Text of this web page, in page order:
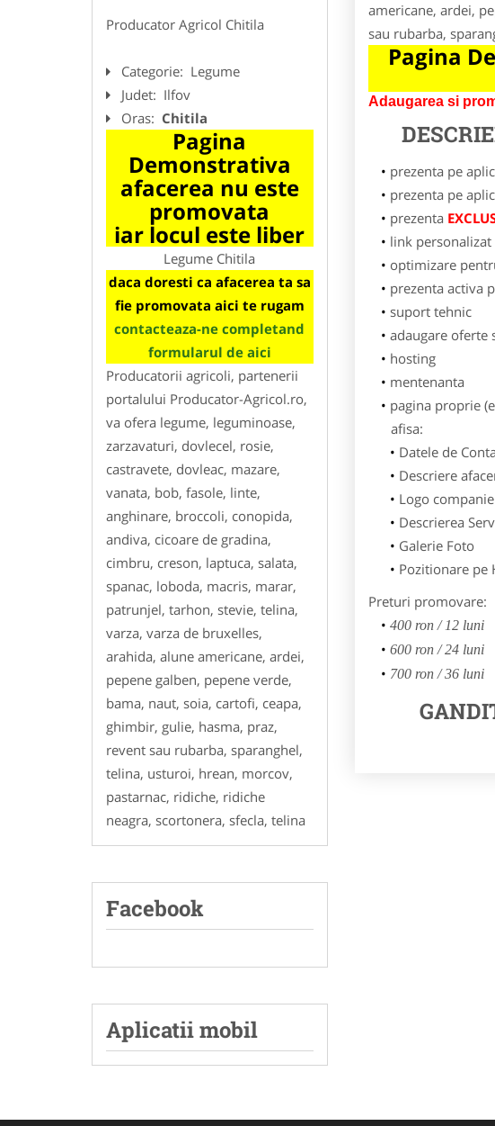
Producator Agricol Chitila
Categorie: Legume
Judet: Ilfov
Oras: Chitila
Pagina
Demonstrativa
afacerea nu este
promovata
iar locul este liber
Legume Chitila
daca doresti ca afacerea ta sa
fie promovata aici te rugam
contacteaza-ne completand
formularul de aici
Producatorii agricoli, partenerii
portalului Producator-Agricol.ro,
va ofera legume, leguminoase,
zarzavaturi, dovlecel, rosie,
castravete, dovleac, mazare,
vanata, bob, fasole, linte,
anghinare, broccoli, conopida,
andiva, cicoare de gradina,
cimbru, creson, laptuca, salata,
spanac, loboda, macris, marar,
patrunjel, tarhon, stevie, telina,
varza, varza de bruxelles,
arahida, alune americane, ardei,
pepene galben, pepene verde,
bama, naut, soia, cartofi, ceapa,
ghimbir, gulie, hasma, praz,
revent sau rubarba, sparanghel,
telina, usturoi, hrean, morcov,
pastarnac, ridiche, ridiche
neagra, scortonera, sfecla, telina
Facebook
Aplicatii mobil
americane, ardei,
sau rubarba,
Pagina
Adaugarea si
prezenta pe
prezenta pe
prezenta
link personalizat
optimizare
prezenta activa
suport tehnic
adaugare oferte
hosting
mentenanta
pagina proprie
afisa:
Datele de
Descriere
Logo companie
Descrierea
Galerie Foto
Pozitionare pe
Preturi promovare:
400 ron / 12 luni
600 ron / 24 luni
700 ron / 36 luni